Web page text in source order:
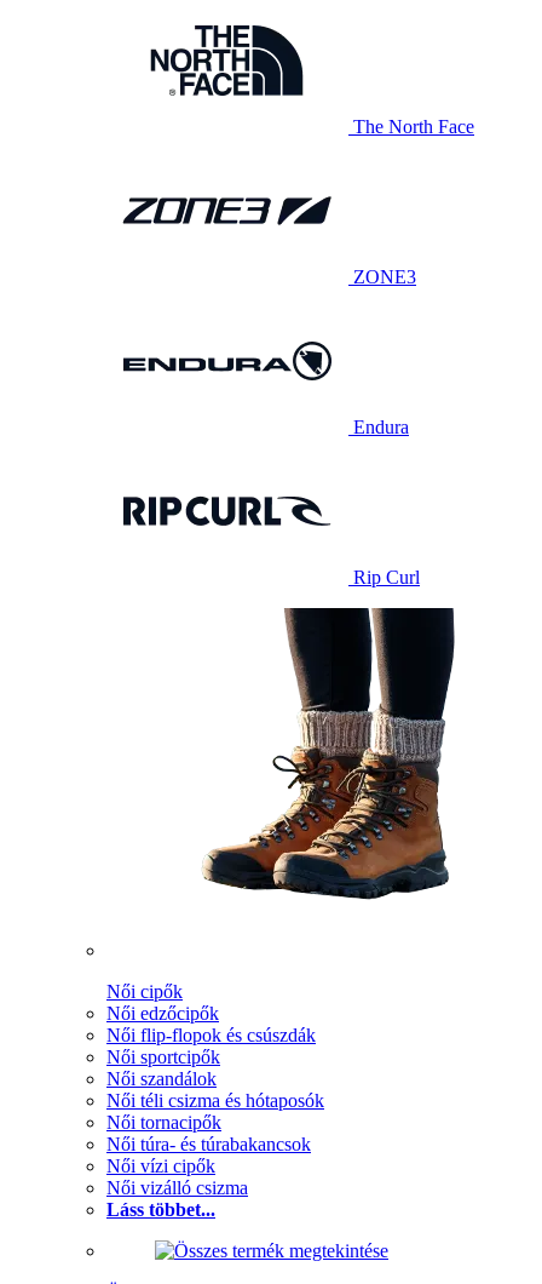
The North Face
ZONE3
Endura
Rip Curl
Női cipők
Női edzőcipők
Női flip-flopok és csúszdák
Női sportcipők
Női szandálok
Női téli csizma és hótaposók
Női tornacipők
Női túra- és túrabakancsok
Női vízi cipők
Női vizálló csizma
Láss többet...